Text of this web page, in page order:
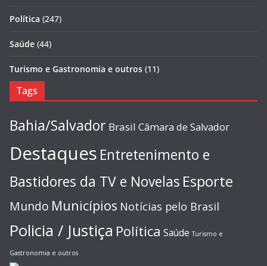
Política (247)
Saúde (44)
Turismo e Gastronomia e outros (11)
Tags
Bahia/Salvador Brasil Câmara de Salvador
Destaques Entretenimento e
Bastidores da TV e Novelas Esporte
Mundo Municípios Notícias pelo Brasil
Policia / Justiça Política Saúde Turismo e
Gastronomia e outros